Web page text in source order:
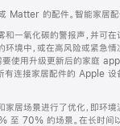
Matter 的配件。智能家居配
一氧化碳的警报声，并可在
境中，或在高风险或紧急情
要使用升级更新后的家庭
有连接家居配件的 Apple 设
家居场景进行了优化，即环
至 70% 的场景。在长时间